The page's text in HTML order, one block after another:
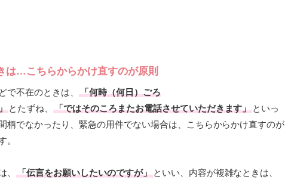
は…こちらからかけ直すのが原則
で不在のときは、
「何時（何日）ごろ
とたずね、 「ではそのころまたお電話させていただきます」 といっ
柄でなかったり、緊急の用件でない場合は、こちらからかけ直すのが
。
、 「伝言をお願いしたいのですが」といい、内容が複雑なときは、